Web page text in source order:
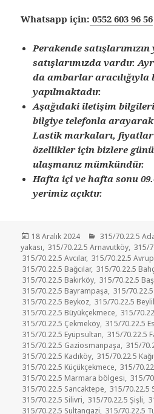
Whatsapp için: 0552 603 96 56
Perakende
satışlarımızda vardır.
da ambarlar
yapılmaktadır.
Aşağıdaki iletişim
bilgiye telefonla
Lastik markaları,
özellikler için bizlere
ulaşmanız mümkündür.
Hafta içi ve hafta sonu
yerimiz açıktır.
Yayın
tarihi
18 Aralık 2024 Kategoriler
315/70.22.5
yakası, 315/70.22.5 Arnavutköy, 315/
315/70.22.5 Avcılar, 315/70.22.5
315/70.22.5 Bağcılar, 315/70.22.5
315/70.22.5 Bakırköy, 315/70.22.5
315/70.22.5 Bayrampaşa, 315/
315/70.22.5 Beykoz, 315/70.22.5
315/70.22.5 Büyükçekmece, 315/
315/70.22.5 Çekmeköy, 315/70.22.5
315/70.22.5 Eyüpsultan, 315/70.22.5
315/70.22.5 Gaziosmanpaşa, 315/
315/70.22.5 Kadıköy, 315/70.22.5
315/70.22.5 Küçükçekmece, 315/
315/70.22.5 Marmara bölgesi, 315/
315/70.22.5 Sancaktepe, 315/70.22.5
315/70.22.5 Silivri, 315/70.22.5 Şişli,
315/70.22.5 Sultangazi, 315/70.22.5